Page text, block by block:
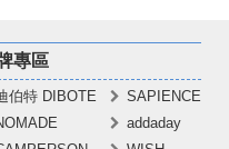
專區
伯特 DIBOTE
SAPIENCE
addaday